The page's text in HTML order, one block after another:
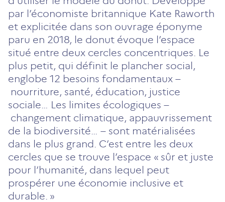
par l’économiste britannique Kate Raworth
et explicitée dans son ouvrage éponyme
paru en 2018, le donut évoque l’espace
situé entre deux cercles concentriques. Le
plus petit, qui définit le plancher social,
englobe 12 besoins fondamentaux –
nourriture, santé, éducation, justice
sociale… Les limites écologiques –
changement climatique, appauvrissement
de la biodiversité… – sont matérialisées
dans le plus grand. C’est entre les deux
cercles que se trouve l’espace « sûr et juste
pour l’humanité, dans lequel peut
prospérer une économie inclusive et
durable. »